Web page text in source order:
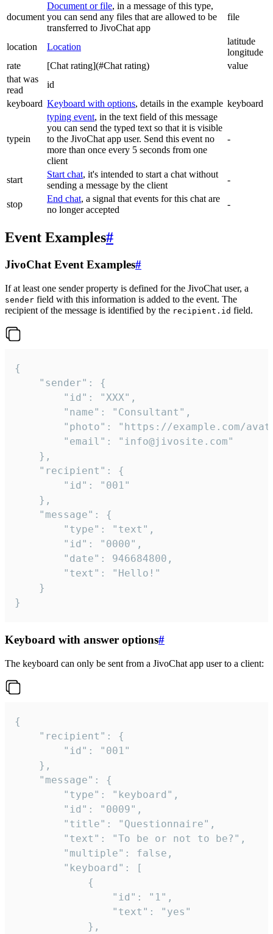
document
Document or file, in a message of this type,
you can send any files that are allowed to be
transferred to JivoChat app
file
location Location
latitude
longitude
rate
[Chat rating](#Chat rating)
value
that was
read
id
keyboard Keyboard with options, details in the example keyboard
typein
typing event, in the text field of this message
you can send the typed text so that it is visible
to the JivoChat app user. Send this event no
more than once every 5 seconds from one
client
-
start
Start chat, it's intended to start a chat without
sending a message by the client
-
stop
End chat, a signal that events for this chat are
no longer accepted
-
Event Examples#
JivoChat Event Examples#
If at least one sender property is defined for the JivoChat user, a
sender field with this information is added to the event. The
recipient of the message is identified by the recipient.id field.
{
}
Keyboard with answer options#
The keyboard can only be sent from a JivoChat app user to a client:
{